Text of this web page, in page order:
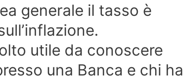
generale il tasso è
utile da conoscere
una Banca e chi ha